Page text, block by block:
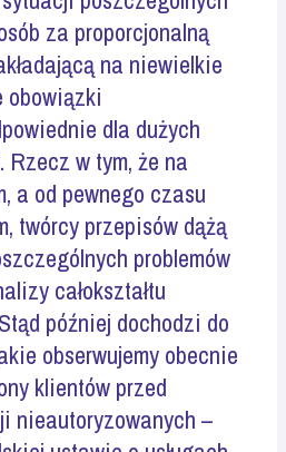
za proporcjonalną
na niewielkie
obowiązki
dla dużych
Rzecz w tym, że na
a od pewnego czasu
twórcy przepisów dążą
problemów
całokształtu
później dochodzi do
obserwujemy obecnie
klientów przed
nieautoryzowanych –